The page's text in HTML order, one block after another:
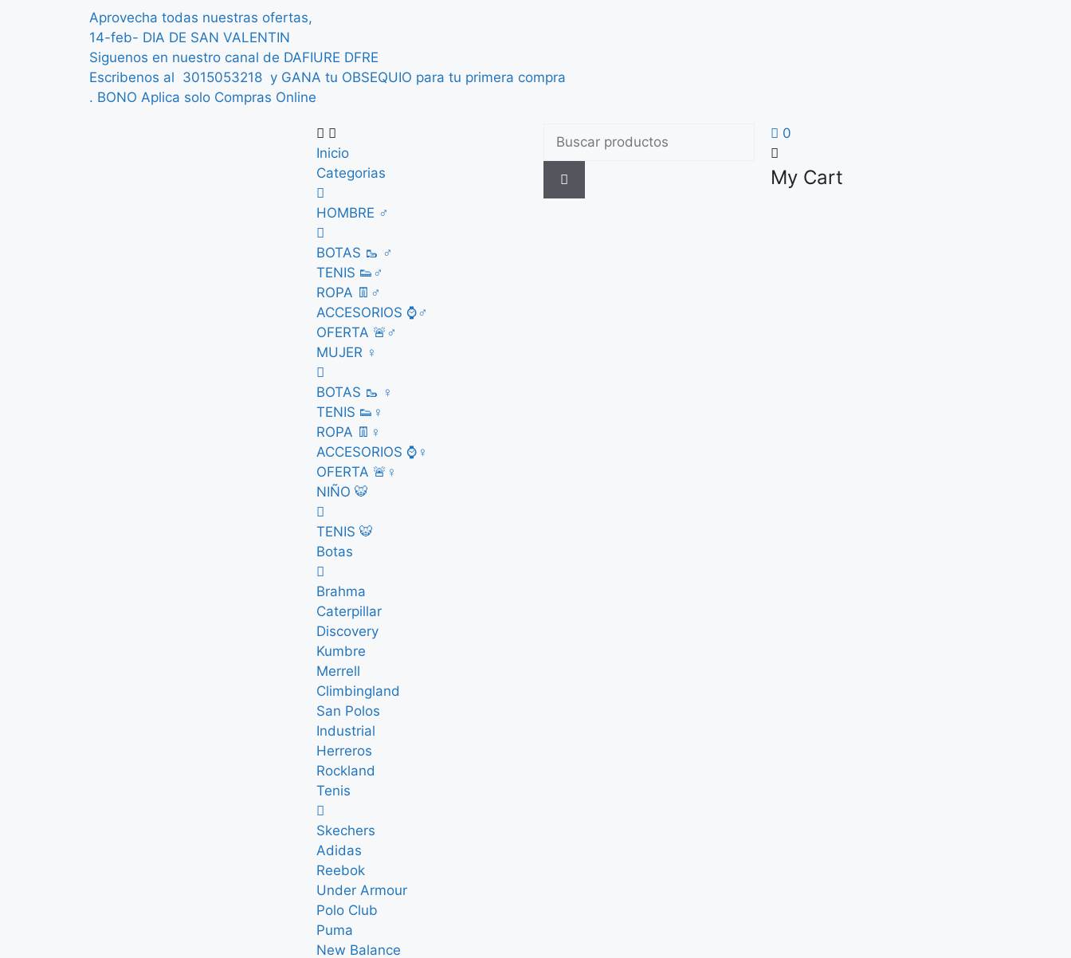
Aprovecha todas nuestras ofertas,
14-feb- DIA DE SAN VALENTIN
Siguenos en nuestro canal de DAFIURE DFRE
Escribenos al 3015053218 y GANA tu OBSEQUIO para tu primera compra
. BONO Aplica solo Compras Online
Inicio
Categorias
HOMBRE ♂
BOTAS 🥾 ♂
TENIS 👟♂
ROPA 👖♂
ACCESORIOS ⌚♂
OFERTA 🚨♂
MUJER ♀
BOTAS 🥾 ♀
TENIS 👟♀
ROPA 👖♀
ACCESORIOS ⌚♀
OFERTA 🚨♀
NIÑO 🐯
TENIS 🐯
Botas
Brahma
Caterpillar
Discovery
Kumbre
Merrell
Climbingland
San Polos
Industrial
Herreros
Rockland
Tenis
Skechers
Adidas
Reebok
Under Armour
Polo Club
Puma
New Balance
0
My Cart